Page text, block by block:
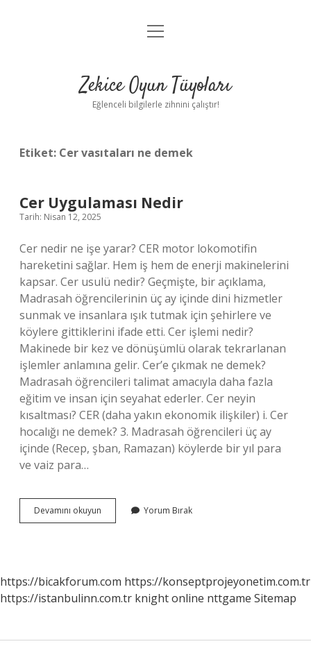
Anasayfa
Yasal Uyarı
menüyü
Zekice Oyun Tüyoları
Eğlenceli bilgilerle zihnini çalıştır!
Etiket: Cer vasıtaları ne demek
Cer Uygulaması Nedir
Tarih: Nisan 12, 2025
Cer nedir ne işe yarar? CER motor lokomotifin
hareketini sağlar. Hem iş hem de enerji makinelerini
kapsar. Cer usulü nedir? Geçmişte, bir açıklama,
Madrasah öğrencilerinin üç ay içinde dini hizmetler
sunmak ve insanlara ışık tutmak için şehirlere ve
köylere gittiklerini ifade etti. Cer işlemi nedir?
Makinede bir kez ve dönüşümlü olarak tekrarlanan
işlemler anlamına gelir. Cer’e çıkmak ne demek?
Madrasah öğrencileri talimat amacıyla daha fazla
eğitim ve insan için seyahat ederler. Cer neyin
kısaltması? CER (daha yakın ekonomik ilişkiler) i. Cer
hocalığı ne demek? 3. Madrasah öğrencileri üç ay
içinde (Recep, şban, Ramazan) köylerde bir yıl para
ve vaiz para…
Devamını okuyun
Uygulaması
Yorum Bırak
https://bicakforum.com https://konseptprojeyonetim.com.tr
https://istanbulinn.com.tr knight online nttgame Sitemap